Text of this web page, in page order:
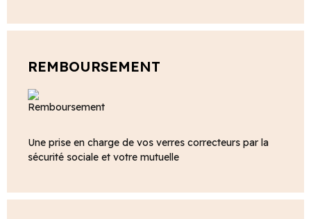
REMBOURSEMENT
Une prise en charge de vos verres correcteurs par la
sécurité sociale et votre mutuelle